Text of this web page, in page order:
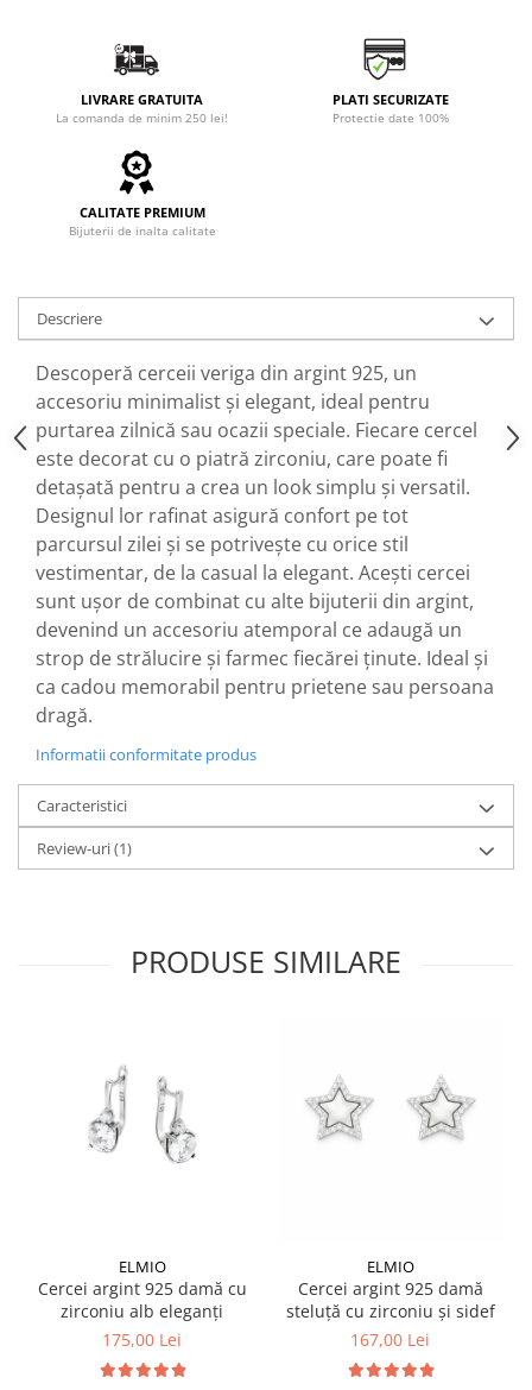
LIVRARE GRATUITA
La comanda de minim 250 lei!
PLATI SECURIZATE
Protectie date 100%
CALITATE PREMIUM
Bijuterii de inalta calitate
Descriere
Descoperă cerceii veriga din argint 925, un
accesoriu minimalist și elegant, ideal pentru
purtarea zilnică sau ocazii speciale. Fiecare cercel
este decorat cu o piatră zirconiu, care poate fi
detașată pentru a crea un look simplu și versatil.
Designul lor rafinat asigură confort pe tot
parcursul zilei și se potrivește cu orice stil
vestimentar, de la casual la elegant. Acești cercei
sunt ușor de combinat cu alte bijuterii din argint,
devenind un accesoriu atemporal ce adaugă un
strop de strălucire și farmec fiecărei ținute. Ideal și
ca cadou memorabil pentru prietene sau persoana
dragă.
Informatii conformitate produs
Caracteristici
Review-uri(1)
PRODUSE SIMILARE
ELMIO
Cercei argint 925 damă cu
zirconiu alb eleganți
175,00 Lei
ELMIO
Cercei argint 925 damă
steluță cu zirconiu și sidef
167,00 Lei